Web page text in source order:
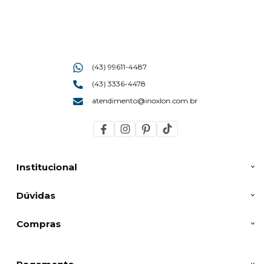
Institucional
Dúvidas
Compras
(43) 99611-4487
(43) 3336-4478
atendimento@inoxlon.com.br